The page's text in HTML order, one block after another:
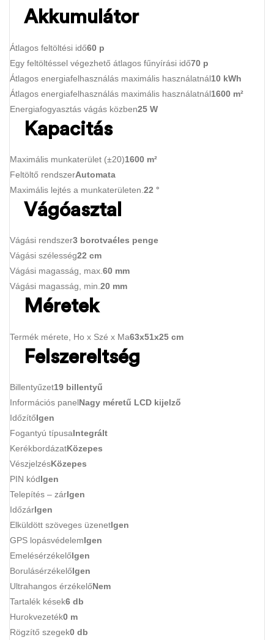
Akkumulátor
Átlagos feltöltési idő60 p
Egy feltöltéssel végezhető átlagos fűnyírási idő70 p
Átlagos energiafelhasználás maximális használatnál10 kWh
Átlagos energiafelhasználás maximális használatnál1600 m²
Energiafogyasztás vágás közben25 W
Kapacitás
Maximális munkaterület (±20)1600 m²
Feltöltő rendszerAutomata
Maximális lejtés a munkaterületen. 22 °
Vágóasztal
Vágási rendszer3 borotvaéles penge
Vágási szélesség22 cm
Vágási magasság, max.60 mm
Vágási magasság, min.20 mm
Méretek
Termék mérete, Ho x Szé x Ma63x51x25 cm
Felszereltség
Billentyűzet19 billentyű
Információs panelNagy méretű LCD kijelző
IdőzítőIgen
Fogantyú típusaIntegrált
KerékbordázatKözepes
VészjelzésKözepes
PIN kódIgen
Telepítés – zárIgen
IdőzárIgen
Elküldött szöveges üzenetIgen
GPS lopásvédelemIgen
EmelésérzékelőIgen
BorulásérzékelőIgen
Ultrahangos érzékelőNem
Tartalék kések6 db
Hurokvezeték0 m
Rögzítő szegek0 db